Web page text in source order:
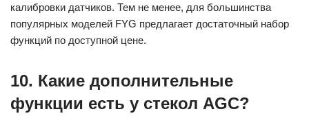
калибровки датчиков. Тем не менее, для большинства
популярных моделей FYG предлагает достаточный набор
функций по доступной цене.
10. Какие дополнительные
функции есть у стекол AGC?